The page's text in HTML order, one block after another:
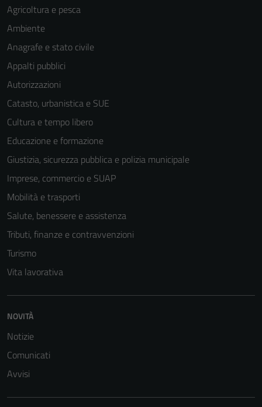
Agricoltura e pesca
Ambiente
Anagrafe e stato civile
Appalti pubblici
Autorizzazioni
Catasto, urbanistica e SUE
Cultura e tempo libero
Educazione e formazione
Giustizia, sicurezza pubblica e polizia municipale
Imprese, commercio e SUAP
Mobilità e trasporti
Salute, benessere e assistenza
Tributi, finanze e contravvenzioni
Turismo
Vita lavorativa
NOVITÀ
Notizie
Comunicati
Avvisi